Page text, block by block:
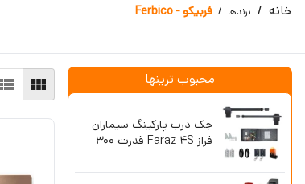
خانه برندها فربیکو - Ferbico
محبوب ترینها
جک درب پارکینگ سیماران
فراز Faraz 4S قدرت 300